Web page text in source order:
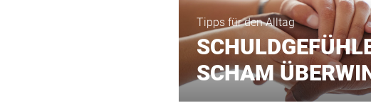
Tipps für den Alltag
SCHAM